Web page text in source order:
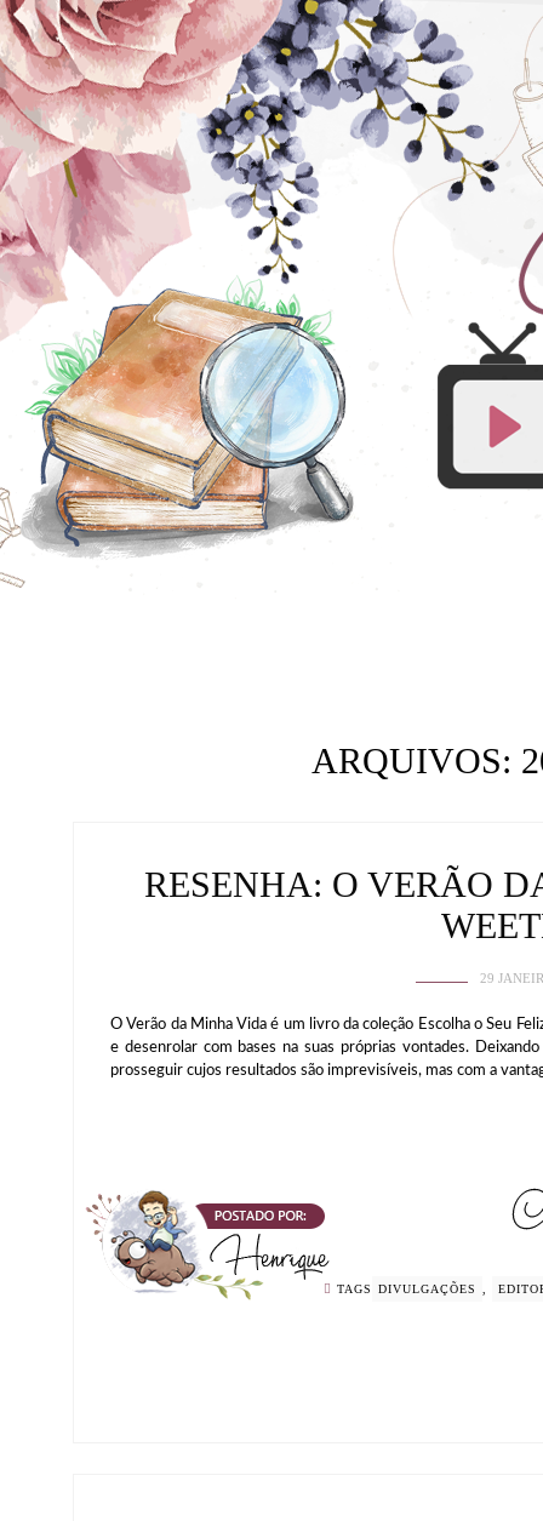
ARQUIVOS:
RESENHA: O VERÃO
29
O Verão da Minha Vida é um livro da coleção Escolha o Seu
e desenrolar com bases na suas próprias vontades.
prosseguir cujos resultados são imprevisíveis, mas com a
TAGS DIVULGAÇÕES ,